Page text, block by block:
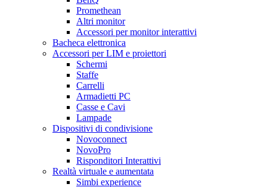
Promethean
Altri monitor
Accessori per monitor interattivi
Bacheca elettronica
Accessori per LIM e proiettori
Schermi
Staffe
Carrelli
Armadietti PC
Casse e Cavi
Lampade
Dispositivi di condivisione
Novoconnect
NovoPro
Risponditori Interattivi
Realtà virtuale e aumentata
Simbi experience